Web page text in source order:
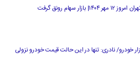
سهام رونق گرفت
خودرو/ نادری: تنها در این حالت قیمت خودرو نزولی